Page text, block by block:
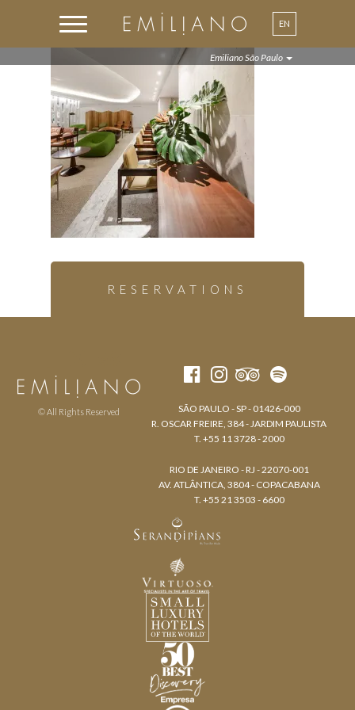
EN
PT
Emiliano São Paulo
RESERVATIONS
© All Rights Reserved
SÃO PAULO - SP - 01426-000
R. OSCAR FREIRE, 384 - JARDIM PAULISTA
T. +55 11 3728 - 2000
RIO DE JANEIRO - RJ - 22070-001
AV. ATLÂNTICA, 3804 - COPACABANA
T. +55 21 3503 - 6600